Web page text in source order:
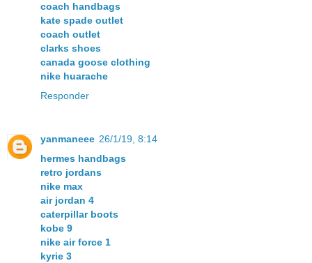
coach handbags
kate spade outlet
coach outlet
clarks shoes
canada goose clothing
nike huarache
Responder
yanmaneee 26/1/19, 8:14
hermes handbags
retro jordans
nike max
air jordan 4
caterpillar boots
kobe 9
nike air force 1
kyrie 3